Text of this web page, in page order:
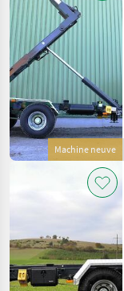
Machine neuve